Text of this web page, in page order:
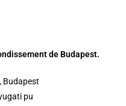
de Budapest.
Budapest
pu